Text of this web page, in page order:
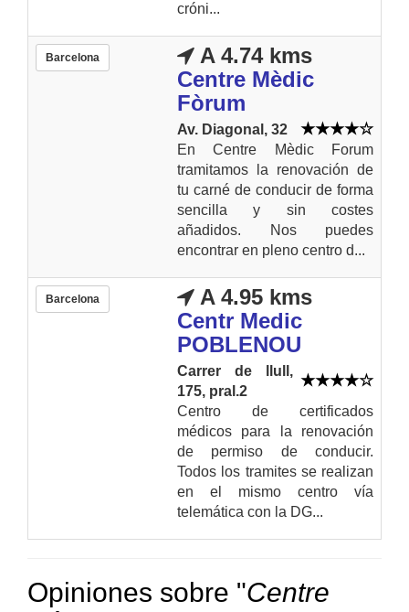
cróni...
Barcelona
A 4.74 kms
Centre Mèdic
Fòrum
Av. Diagonal, 32
En Centre Mèdic Forum
tramitamos la renovación de
tu carné de conducir de forma
sencilla y sin costes
añadidos. Nos puedes
encontrar en pleno centro d...
Barcelona
A 4.95 kms
Centr Medic
POBLENOU
Carrer de llull,
175, pral.2
Centro de certificados
médicos para la renovación
de permiso de conducir.
Todos los tramites se realizan
en el mismo centro vía
telemática con la DG...
Opiniones sobre "Centre